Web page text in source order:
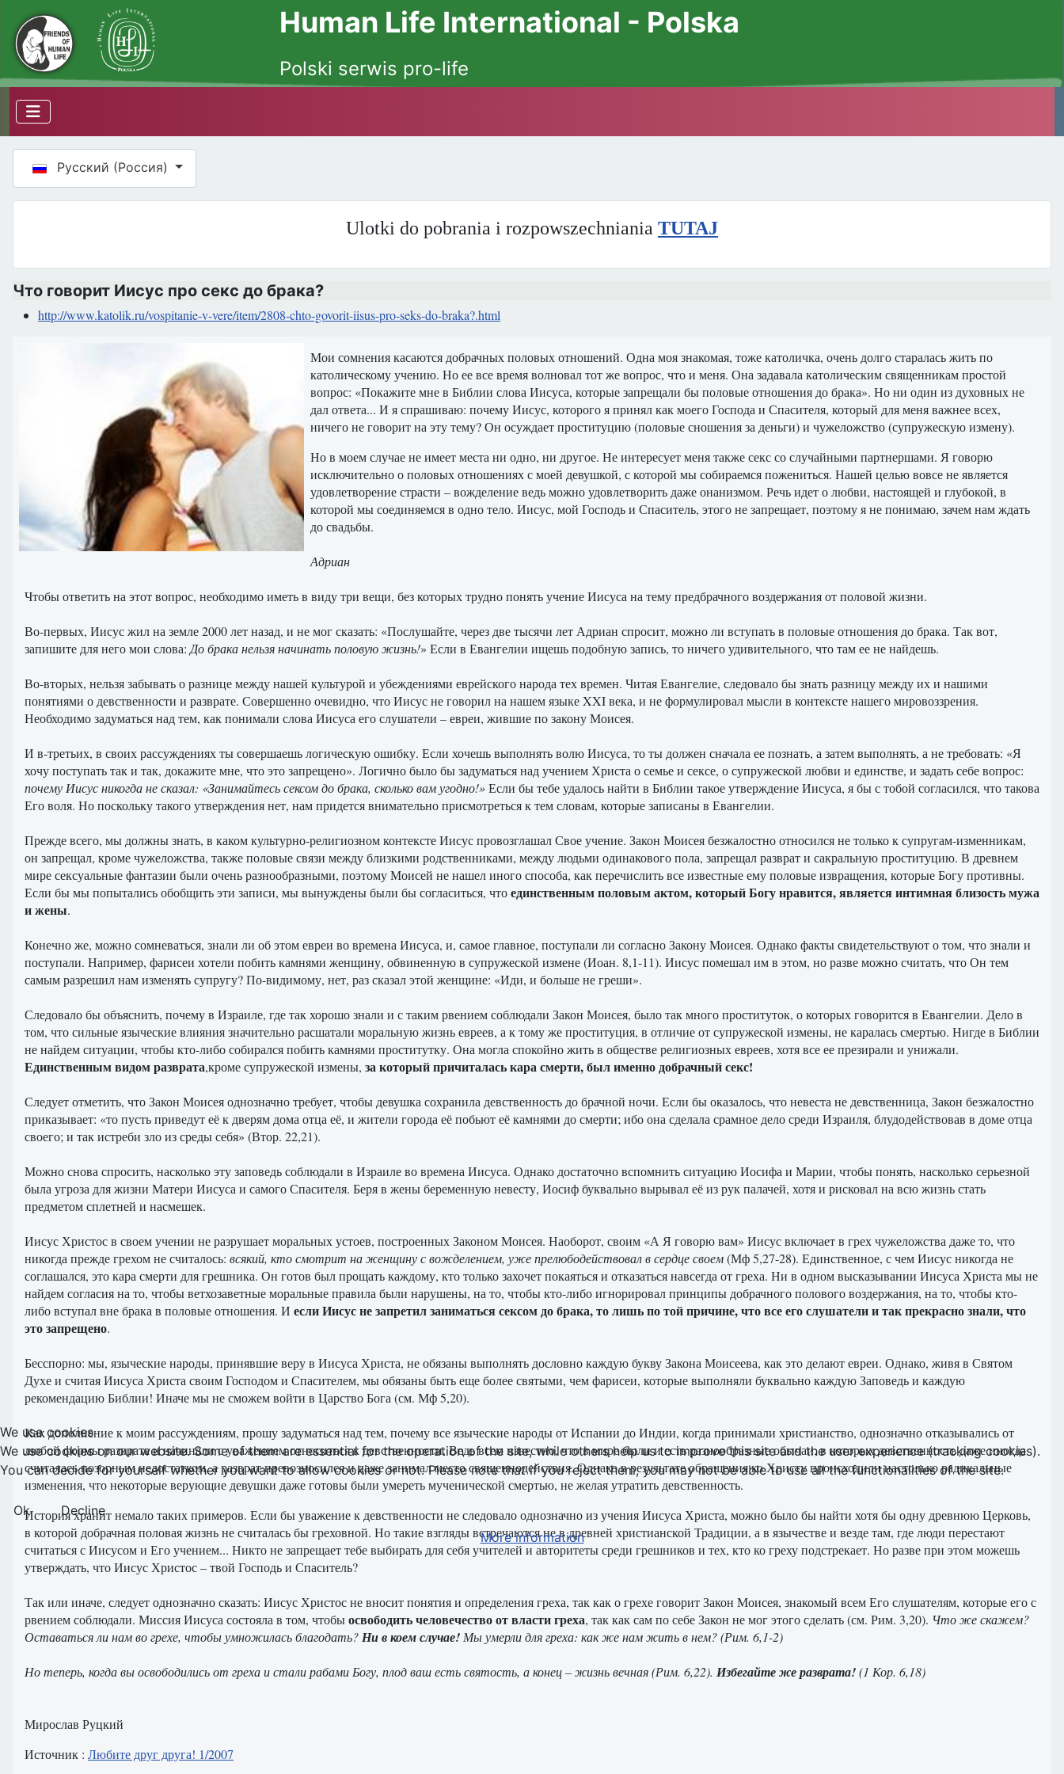
Human Life International - Polska
Polski serwis pro-life
Русский (Россия)
Ulotki do pobrania i rozpowszechniania TUTAJ
Что говорит Иисус про секс до брака?
http://www.katolik.ru/vospitanie-v-vere/item/2808-chto-govorit-iisus-pro-seks-do-braka?.html
Мои сомнения касаются добрачных половых отношений. Одна моя знакомая, тоже католичка, очень долго старалась жить по
католическому учению. Но ее все время волновал тот же вопрос, что и меня. Она задавала католическим священникам простой
вопрос: «Покажите мне в Библии слова Иисуса, которые запрещали бы половые отношения до брака». Но ни один из духовных не
дал ответа... И я спрашиваю: почему Иисус, которого я принял как моего Господа и Спасителя, который для меня важнее всех,
ничего не говорит на эту тему? Он осуждает проституцию (половые сношения за деньги) и чужеложство (супружескую измену).
Но в моем случае не имеет места ни одно, ни другое. Не интересует меня также секс со случайными партнершами. Я говорю
исключительно о половых отношениях с моей девушкой, с которой мы собираемся пожениться. Нашей целью вовсе не является
удовлетворение страсти – вожделение ведь можно удовлетворить даже онанизмом. Речь идет о любви, настоящей и глубокой, в
которой мы соединяемся в одно тело. Иисус, мой Господь и Спаситель, этого не запрещает, поэтому я не понимаю, зачем нам ждать
до свадьбы.
Адриан
Чтобы ответить на этот вопрос, необходимо иметь в виду три вещи, без которых трудно понять учение Иисуса на тему предбрачного воздержания от половой жизни.
Во-первых, Иисус жил на земле 2000 лет назад, и не мог сказать: «Послушайте, через две тысячи лет Адриан спросит, можно ли вступать в половые отношения до брака. Так вот,
запишите для него мои слова: До брака нельзя начинать половую жизнь!» Если в Евангелии ищешь подобную запись, то ничего удивительного, что там ее не найдешь.
Во-вторых, нельзя забывать о разнице между нашей культурой и убеждениями еврейского народа тех времен. Читая Евангелие, следовало бы знать разницу между их и нашими
понятиями о девственности и разврате. Совершенно очевидно, что Иисус не говорил на нашем языке XXI века, и не формулировал мысли в контексте нашего мировоззрения.
Необходимо задуматься над тем, как понимали слова Иисуса его слушатели – евреи, жившие по закону Моисея.
И в-третьих, в своих рассуждениях ты совершаешь логическую ошибку. Если хочешь выполнять волю Иисуса, то ты должен сначала ее познать, а затем выполнять, а не требовать: «Я
хочу поступать так и так, докажите мне, что это запрещено». Логично было бы задуматься над учением Христа о семье и сексе, о супружеской любви и единстве, и задать себе вопрос:
почему Иисус никогда не сказал: «Занимайтесь сексом до брака, сколько вам угодно!»Если бы тебе удалось найти в Библии такое утверждение Иисуса, я бы с тобой согласился, что такова
Его воля. Но поскольку такого утверждения нет, нам придется внимательно присмотреться к тем словам, которые записаны в Евангелии.
Прежде всего, мы должны знать, в каком культурно-религиозном контексте Иисус провозглашал Свое учение. Закон Моисея безжалостно относился не только к супругам-изменникам,
он запрещал, кроме чужеложства, также половые связи между близкими родственниками, между людьми одинакового пола, запрещал разврат и сакральную проституцию. В древнем
мире сексуальные фантазии были очень разнообразными, поэтому Моисей не нашел иного способа, как перечислить все известные ему половые извращения, которые Богу противны.
Если бы мы попытались обобщить эти записи, мы вынуждены были бы согласиться, чтоединственным половым актом, который Богу нравится, является интимная близость мужа
и жены.
Конечно же, можно сомневаться, знали ли об этом евреи во времена Иисуса, и, самое главное, поступали ли согласно Закону Моисея. Однако факты свидетельствуют о том, что знали и
поступали. Например, фарисеи хотели побить камнями женщину, обвиненную в супружеской измене (Иоан. 8,1-11). Иисус помешал им в этом, но разве можно считать, что Он тем
самым разрешил нам изменять супругу? По-видимому, нет, раз сказал этой женщине: «Иди, и больше не греши».
Следовало бы объяснить, почему в Израиле, где так хорошо знали и с таким рвением соблюдали Закон Моисея, было так много проституток, о которых говорится в Евангелии. Дело в
том, что сильные языческие влияния значительно расшатали моральную жизнь евреев, а к тому же проституция, в отличие от супружеской измены, не каралась смертью. Нигде в Библии
не найдем ситуации, чтобы кто-либо собирался побить камнями проститутку. Она могла спокойно жить в обществе религиозных евреев, хотя все ее презирали и унижали.
Единственным видом разврата,кроме супружеской измены, за который причиталась кара смерти, был именно добрачный секс!
Следует отметить, что Закон Моисея однозначно требует, чтобы девушка сохранила девственность до брачной ночи. Если бы оказалось, что невеста не девственница, Закон безжалостно
приказывает: «то пусть приведут её к дверям дома отца её, и жители города её побьют её камнями до смерти; ибо она сделала срамное дело среди Израиля, блудодействовав в доме отца
своего; и так истреби зло из среды себя» (Втор. 22,21).
Можно снова спросить, насколько эту заповедь соблюдали в Израиле во времена Иисуса. Однако достаточно вспомнить ситуацию Иосифа и Марии, чтобы понять, насколько серьезной
была угроза для жизни Матери Иисуса и самого Спасителя. Беря в жены беременную невесту, Иосиф буквально вырывал её из рук палачей, хотя и рисковал на всю жизнь стать
предметом сплетней и насмешек.
Иисус Христос в своем учении не разрушает моральных устоев, построенных Законом Моисея. Наоборот, своим «А Я говорю вам» Иисус включает в грех чужеложства даже то, что
никогда прежде грехом не считалось: всякий, кто смотрит на женщину с вожделением, уже прелюбодействовал в сердце своем(Мф 5,27-28). Единственное, с чем Иисус никогда не
соглашался, это кара смерти для грешника. Он готов был прощать каждому, кто только захочет покаяться и отказаться навсегда от греха. Ни в одном высказывании Иисуса Христа мы не
найдем согласия на то, чтобы ветхозаветные моральные правила были нарушены, на то, чтобы кто-либо игнорировал принципы добрачного полового воздержания, на то, чтобы кто-
либо вступал вне брака в половые отношения. И если Иисус не запретил заниматься сексом до брака, то лишь по той причине, что все его слушатели и так прекрасно знали, что
это запрещено.
Бесспорно: мы, языческие народы, принявшие веру в Иисуса Христа, не обязаны выполнять дословно каждую букву Закона Моисеева, как это делают евреи. Однако, живя в Святом
Духе и считая Иисуса Христа своим Господом и Спасителем, мы обязаны быть еще более святыми, чем фарисеи, которые выполняли буквально каждую Заповедь и каждую
рекомендацию Библии! Иначе мы не сможем войти в Царство Бога (см. Мф 5,20).
Как дополнение к моим рассуждениям, прошу задуматься над тем, почему все языческие народы от Испании до Индии, когда принимали христианство, однозначно отказывались от
любой формы разврата и начинали с уважением относиться к девственности. Ведь всем известно, что в мире были и есть разнообразные обычаи, в которых девственность даже иногда
считалась позорным недостатком, а разврат превозносился и даже занимал место священнодействия. Однако в результате обращения ко Христу происходили настолько радикальные
изменения, что некоторые верующие девушки даже готовы были умереть мученической смертью, не желая утратить девственность.
История хранит немало таких примеров. Если бы уважение к девственности не следовало однозначно из учения Иисуса Христа, можно было бы найти хотя бы одну древнюю Церковь,
в которой добрачная половая жизнь не считалась бы греховной. Но такие взгляды встречаются не в древней христианской Традиции, а в язычестве и везде там, где люди перестают
считаться с Иисусом и Его учением... Никто не запрещает тебе выбирать для себя учителей и авторитеты среди грешников и тех, кто ко греху подстрекает. Но разве при этом можешь
утверждать, что Иисус Христос – твой Господь и Спаситель?
Так или иначе, следует однозначно сказать: Иисус Христос не вносит понятия и определения греха, так как о грехе говорит Закон Моисея, знакомый всем Его слушателям, которые его с
рвением соблюдали. Миссия Иисуса состояла в том, чтобыосвободить человечество от власти греха, так как сам по себе Закон не мог этого сделать (см. Рим. 3,20). Что же скажем?
Оставаться ли нам во грехе, чтобы умножилась благодать?Ни в коем случае! Мы умерли для греха: как же нам жить в нем? (Рим. 6,1-2)
Но теперь, когда вы освободились от греха и стали рабами Богу, плод ваш есть святость, а конец – жизнь вечная (Рим. 6,22). Избегайте же разврата!(1 Кор. 6,18)
Мирослав Руцкий
Источник : Любите друг друга! 1/2007
We use cookies
We use cookies on our website. Some of them are essential for the operation of the site, while others help us to improve this site and the user experience (tracking cookies).
You can decide for yourself whether you want to allow cookies or not. Please note that if you reject them, you may not be able to use all the functionalities of the site.
Ok
Decline
More information